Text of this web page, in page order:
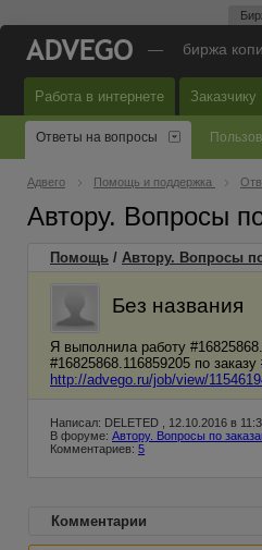
— биржа
Работа в интернете Заказчику
Ответы на вопросы
Адвего Помощь и поддержка
Автору. Вопросы
Помощь / Автору. Вопросы
Без названия
Я выполнила работу
#16825868.116859205 по
http://advego.ru/job/view/
Написал: DELETED , 12.10.2016 в
В форуме: Автору. Вопросы по
Комментариев: 5
Комментарии